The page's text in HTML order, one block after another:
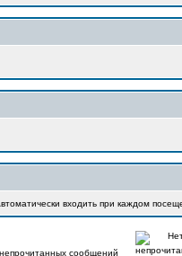
входить при каждом
сообщений